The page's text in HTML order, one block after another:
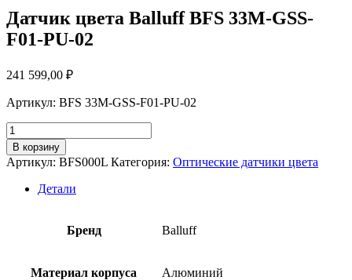
Датчик цвета Balluff BFS 33M-GSS-
F01-PU-02
241 599,00 ₽
Артикул: BFS 33M-GSS-F01-PU-02
Количество
товара
Датчик
цвета
Balluff
В корзину
Артикул: BFS000L Категория: Оптические датчики цвета
Детали
Бренд Balluff
Материал корпуса Алюминий